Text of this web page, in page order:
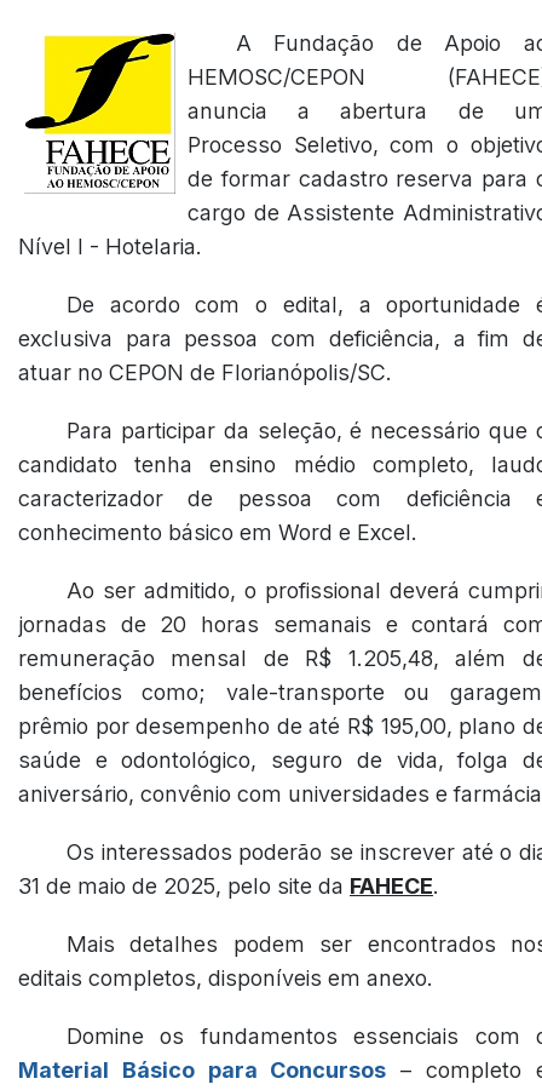
A Fundação de Apoio
HEMOSC/CEPON
anuncia a abertura de
Processo Seletivo, com o
de formar cadastro reserva para
cargo de Assistente
Nível I - Hotelaria.
De acordo com o edital, a oportunidade
exclusiva para pessoa com deficiência, a fim
atuar no CEPON de Florianópolis/SC.
Para participar da seleção, é necessário que
candidato tenha ensino médio completo,
caracterizador de pessoa com deficiência
conhecimento básico em Word e Excel.
Ao ser admitido, o profissional deverá
jornadas de 20 horas semanais e contará
remuneração mensal de R$ 1.205,48, além
benefícios como; vale-transporte ou
prêmio por desempenho de até R$ 195,00, plano
saúde e odontológico, seguro de vida, folga
aniversário, convênio com universidades e
Os interessados poderão se inscrever até o
31 de maio de 2025, pelo site da FAHECE.
Mais detalhes podem ser encontrados
editais completos, disponíveis em anexo.
Domine os fundamentos essenciais com
Material Básico para Concursos – completo